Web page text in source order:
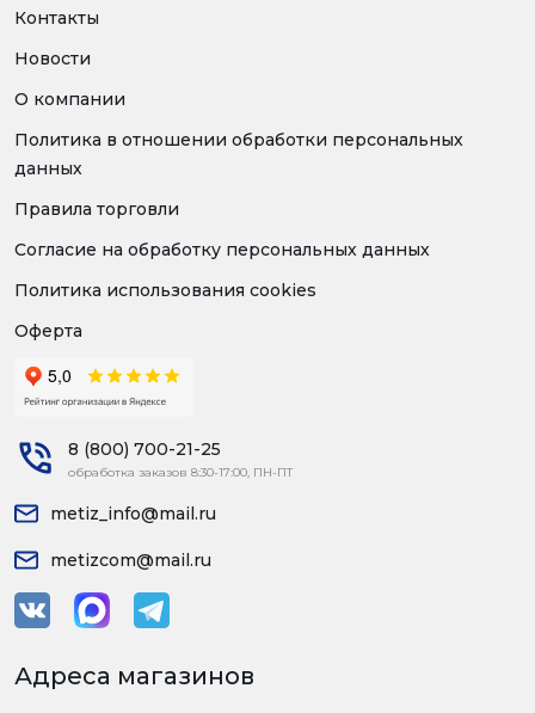
Контакты
Новости
О компании
Политика в отношении обработки персональных
данных
Правила торговли
Согласие на обработку персональных данных
Политика использования cookies
Оферта
8 (800) 700-21-25
обработка заказов 8:30-17:00, ПН-ПТ
metiz_info@mail.ru
metizcom@mail.ru
Адреса магазинов